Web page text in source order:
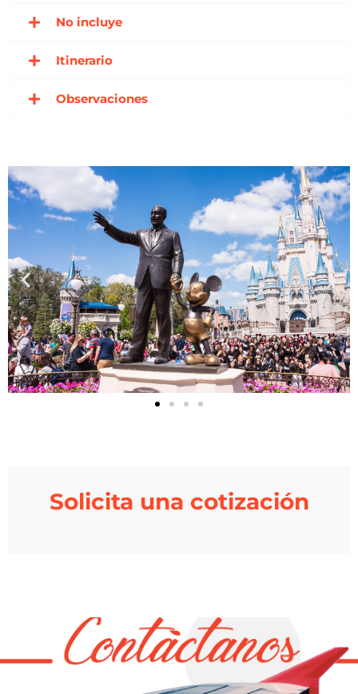
No incluye
Itinerario
Observaciones
Solicita una cotización